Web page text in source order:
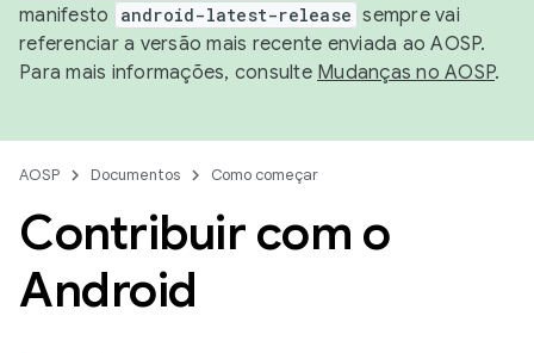
manifesto
android-latest-release sempre vai
referenciar a versão mais recente enviada ao AOSP.
Para mais informações, consulte Mudanças no AOSP.
AOSP Documentos Como começar
Contribuir com o
Android